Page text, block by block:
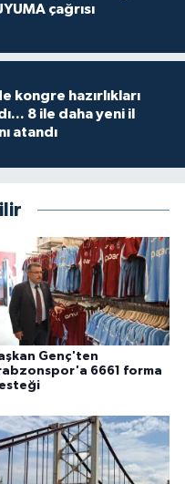
çağrısı
kongre hazırlıkları
8 ile daha yeni il
atandı
Genç'ten
6661 forma